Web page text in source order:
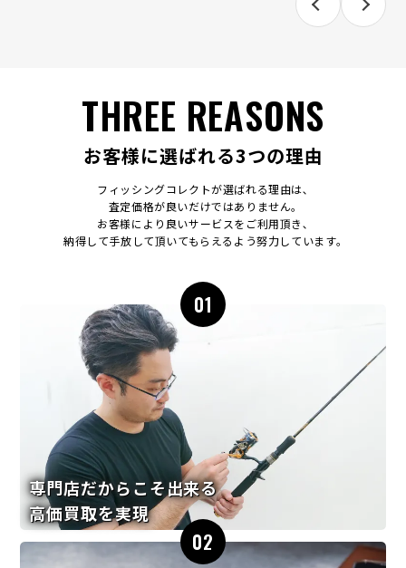
THREE REASONS
お客様に選ばれる3つの理由
フィッシングコレクトが選ばれる理由は､
査定価格が良いだけではありません｡
お客様により良いサービスをご利用頂き､
納得して手放して頂いてもらえるよう努力しています｡
01
専門店だからこそ出来る
高価買取を実現
02